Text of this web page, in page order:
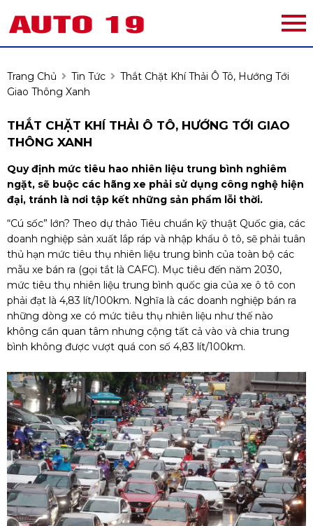
Trang Chủ Tin Tức
Thắt Chặt Khí Thải Ô Tô, Hướng Tới
Giao Thông Xanh
THẮT CHẶT KHÍ THẢI Ô TÔ, HƯỚNG TỚI GIAO
THÔNG XANH
Quy định mức tiêu hao nhiên liệu trung bình nghiêm
ngặt, sẽ buộc các hãng xe phải sử dụng công nghệ hiện
đại, tránh là nơi tập kết những sản phẩm lỗi thời.
“Cú sốc” lớn? Theo dự thảo Tiêu chuẩn kỹ thuật Quốc gia, các
doanh nghiệp sản xuất lắp ráp và nhập khẩu ô tô, sẽ phải tuân
thủ hạn mức tiêu thụ nhiên liệu trung bình của toàn bộ các
mẫu xe bán ra (gọi tắt là CAFC). Mục tiêu đến năm 2030,
mức tiêu thụ nhiên liệu trung bình quốc gia của xe ô tô con
phải đạt là 4,83 lít/100km. Nghĩa là các doanh nghiệp bán ra
những dòng xe có mức tiêu thụ nhiên liệu như thế nào
không cần quan tâm nhưng cộng tất cả vào và chia trung
bình không được vượt quá con số 4,83 lít/100km.